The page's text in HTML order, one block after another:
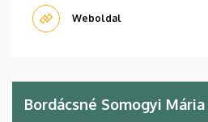
Weboldal
Bordácsné Somogyi Mária